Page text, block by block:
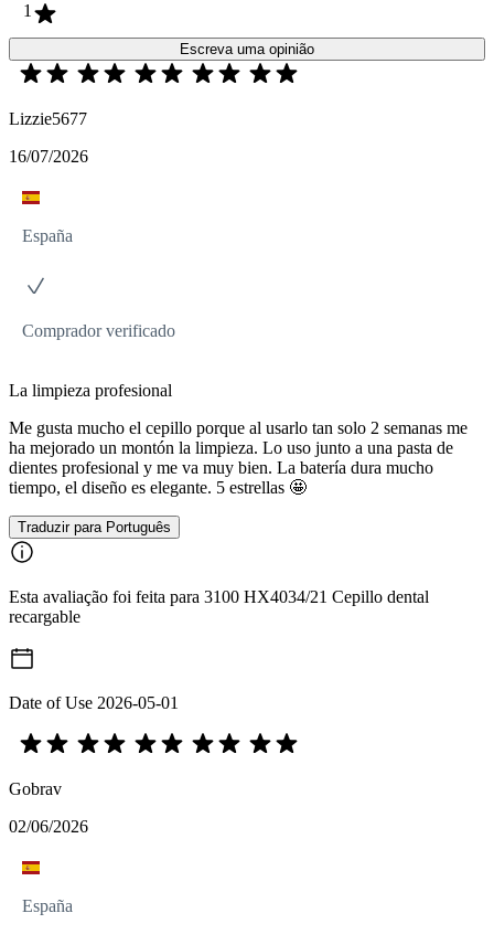
1
Escreva uma opinião
Lizzie5677
16/07/2026
España
Comprador verificado
La limpieza profesional
Me gusta mucho el cepillo porque al usarlo tan solo 2 semanas me
ha mejorado un montón la limpieza. Lo uso junto a una pasta de
dientes profesional y me va muy bien. La batería dura mucho
tiempo, el diseño es elegante. 5 estrellas 🤩
Traduzir para Português
Esta avaliação foi feita para 3100 HX4034/21 Cepillo dental
recargable
Date of Use 2026-05-01
Gobrav
02/06/2026
España